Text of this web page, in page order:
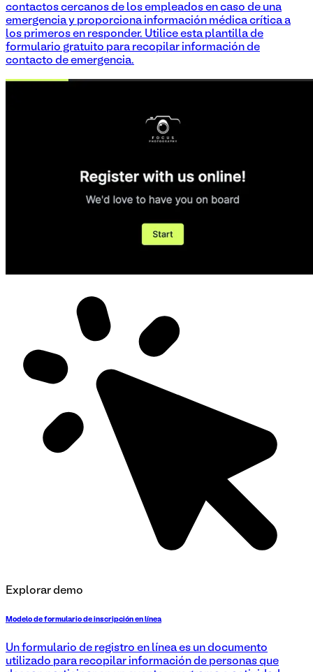
contactos cercanos de los empleados en caso de una
emergencia y proporciona información médica crítica a
los primeros en responder. Utilice esta plantilla de
formulario gratuito para recopilar información de
contacto de emergencia.
Explorar demo
Modelo de formulario de inscripción en línea
Un formulario de registro en línea es un documento
utilizado para recopilar información de personas que